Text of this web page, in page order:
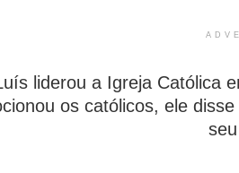
liderou a Igreja Católica
os católicos, ele